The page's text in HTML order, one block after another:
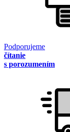
Podporujeme
čítanie
s porozumením